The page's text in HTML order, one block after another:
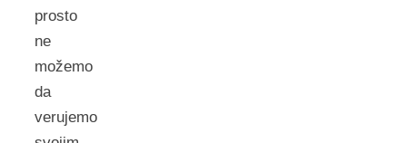
prosto
ne
možemo
da
verujemo